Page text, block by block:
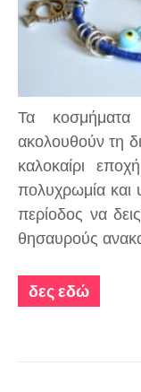
Τα
ακολουθούν τη
καλοκαίρι
πολυχρωμία και
περίοδος να
θησαυρούς
δες εδώ